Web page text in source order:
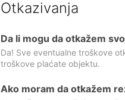
Otkazivanja
Da li mogu da otkažem
Da! Sve eventualne troškove
troškove plaćate objektu.
Ako moram da otkažem